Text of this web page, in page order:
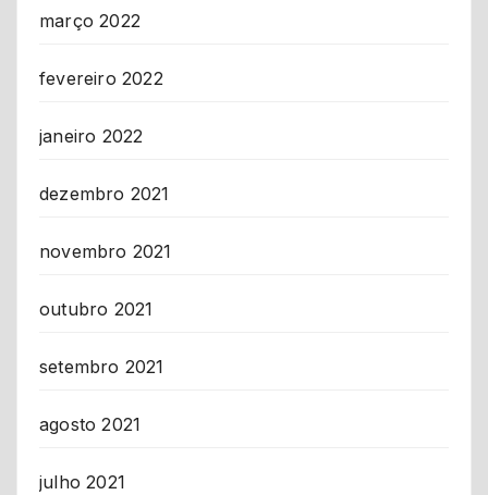
março 2022
fevereiro 2022
janeiro 2022
dezembro 2021
novembro 2021
outubro 2021
setembro 2021
agosto 2021
julho 2021